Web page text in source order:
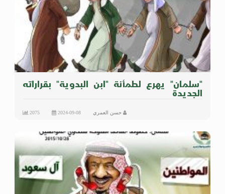
"سلمان" يهرع لطمأنة "ابن البدوية" بقراراته
الجديدة
حسن العمري 2024-09-08
2075